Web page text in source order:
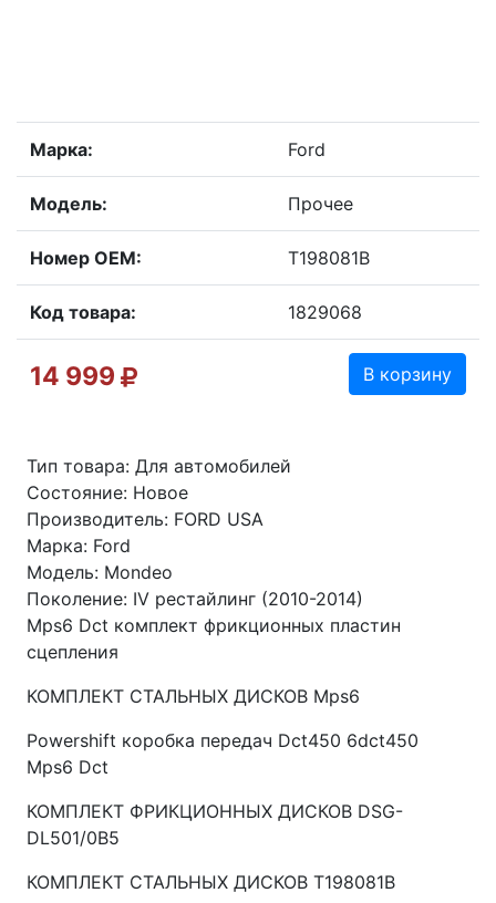
Марка: Ford
Модель: Прочее
Номер OEM: T198081B
Код товара: 1829068
14 999 В корзину
Тип товара: Для автомобилей
Состояние: Новое
Производитель: FORD USA
Марка: Ford
Модель: Mondeo
Поколение: IV рестайлинг (2010-2014)
Mps6 Dct комплект фрикционных пластин
сцепления
КОМПЛЕКТ СТАЛЬНЫХ ДИСКОВ Mps6
Powershift коробка передач Dct450 6dct450
Mps6 Dct
КОМПЛЕКТ ФРИКЦИОННЫХ ДИСКОВ DSG-
DL501/0B5
КОМПЛЕКТ СТАЛЬНЫХ ДИСКОВ T198081B